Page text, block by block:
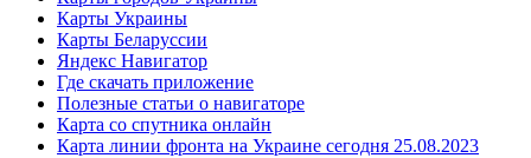
Карты Украины
Карты Беларуссии
Яндекс Навигатор
Где скачать приложение
Полезные статьи о навигаторе
Карта со спутника онлайн
Карта линии фронта на Украине сегодня 25.08.2023